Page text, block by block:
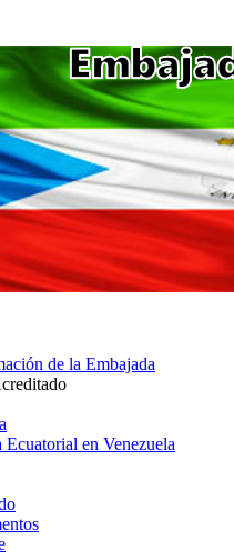
de la Embajada
en Venezuela